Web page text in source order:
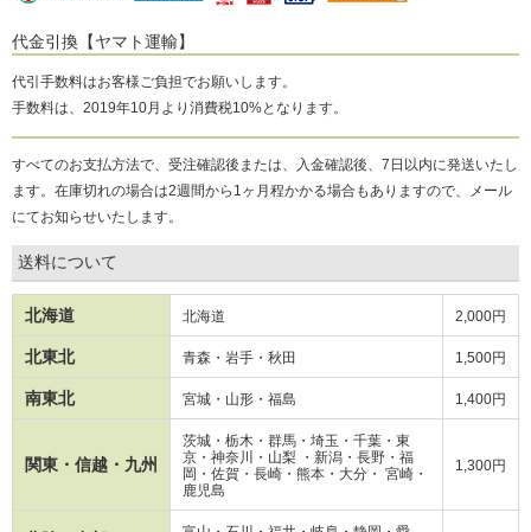
代金引換【ヤマト運輸】
代引手数料はお客様ご負担でお願いします。
手数料は、2019年10月より消費税10%となります。
すべてのお支払方法で、受注確認後または、入金確認後、7日以内に発送いたし
ます。在庫切れの場合は2週間から1ヶ月程かかる場合もありますので、メール
にてお知らせいたします。
送料について
北海道 北海道 2,000円
北東北 青森・岩手・秋田 1,500円
南東北 宮城・山形・福島 1,400円
関東・信越・九州
茨城・栃木・群馬・埼玉・千葉・東
京・神奈川・山梨 ・新潟・長野・ 福
岡・ 佐賀・長崎・熊本・大分・ 宮崎・
鹿児島
1,300円